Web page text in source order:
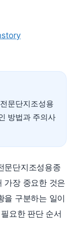
문단지조성용
방법과 주의사
문단지조성용종
가장 중요한 것은
을 구분하는 일이
요한 판단 순서